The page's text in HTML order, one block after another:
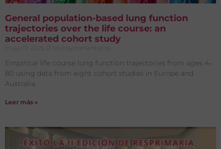
General population-based lung function
trajectories over the life course: an
accelerated cohort study
mayo 17, 2025 No hay comentarios
Empirical life course lung function trajectories from ages 4–
80 using data from eight cohort studies in Europe and
Australia.
Leer más »